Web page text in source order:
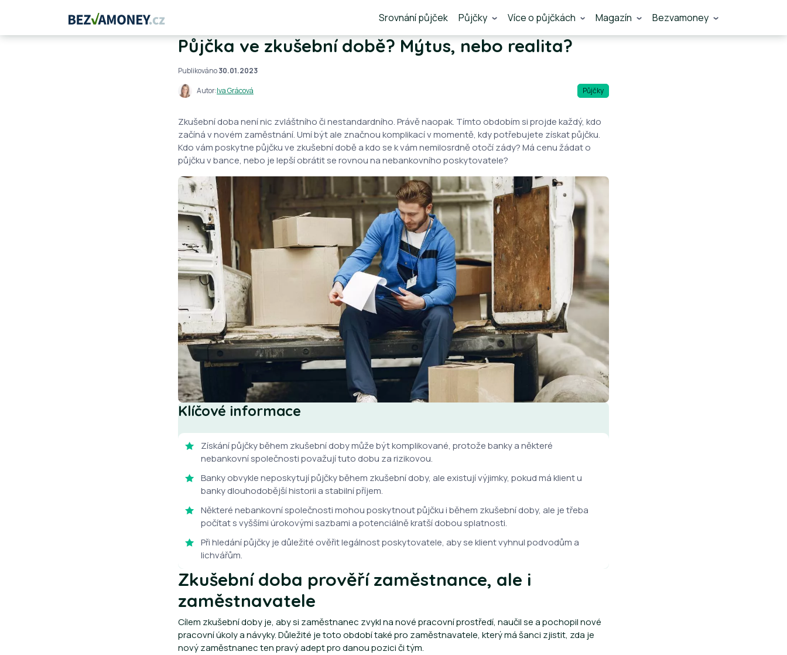
Srovnání půjček Půjčky Více o půjčkách Magazín Bezvamoney
Půjčka ve zkušební době? Mýtus, nebo realita?
Publikováno30.01.2023
Autor:Iva Grácová Půjčky
Zkušební doba není nic zvláštního či nestandardního. Právě naopak. Tímto obdobím si projde každý, kdo
začíná v novém zaměstnání. Umí být ale značnou komplikací v momentě, kdy potřebujete získat půjčku.
Kdo vám poskytne půjčku ve zkušební době a kdo se k vám nemilosrdně otočí zády? Má cenu žádat o
půjčku v bance, nebo je lepší obrátit se rovnou na nebankovního poskytovatele?
Klíčové informace
Získání půjčky během zkušební doby může být komplikované, protože banky a některé
nebankovní společnosti považují tuto dobu za rizikovou.
Banky obvykle neposkytují půjčky během zkušební doby, ale existují výjimky, pokud má klient u
banky dlouhodobější historii a stabilní příjem.
Některé nebankovní společnosti mohou poskytnout půjčku i během zkušební doby, ale je třeba
počítat s vyššími úrokovými sazbami a potenciálně kratší dobou splatnosti.
Při hledání půjčky je důležité ověřit legálnost poskytovatele, aby se klient vyhnul podvodům a
lichvářům.
Zkušební doba prověří zaměstnance, ale i
zaměstnavatele
Cílem zkušební doby je, aby si zaměstnanec zvykl na nové pracovní prostředí, naučil se a pochopil nové
pracovní úkoly a návyky. Důležité je toto období také pro zaměstnavatele, který má šanci zjistit, zda je
nový zaměstnanec ten pravý adept pro danou pozici či tým.